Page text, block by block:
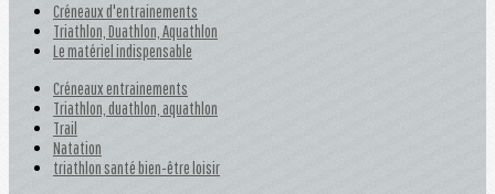
Créneaux d'entrainements
Triathlon, Duathlon, Aquathlon
Le matériel indispensable
Créneaux entrainements
Triathlon, duathlon, aquathlon
Trail
Natation
triathlon santé bien-être loisir